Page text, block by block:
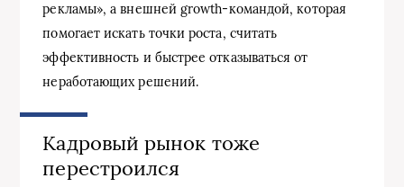
рекламы», а внешней growth-командой, которая
помогает искать точки роста, считать
эффективность и быстрее отказываться от
неработающих решений.
Кадровый рынок тоже
перестроился